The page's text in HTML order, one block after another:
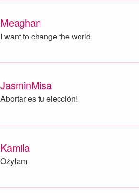
Meaghan
I want to change the world.
JasminMisa
Abortar es tu elección!
Kamila
Ożyłam